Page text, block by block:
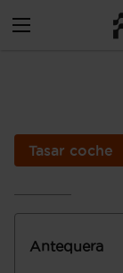
Tasar coche
Antequera